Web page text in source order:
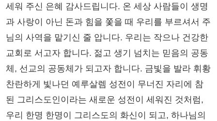
세워 주신 은혜 감사드립니다. 온 세상 사람들이 생명
과 사랑이 아닌 돈과 힘을 쫓을 때 우리를 부르셔서 주
님의 사역을 맡기신 줄 압니다. 우리는 작으나 건강한
교회로 서고자 합니다. 젊고 생기 넘치는 믿음의 공동
체, 선교의 공동체가 되고자 합니다. 금빛을 발라 휘황
찬란하게 빛나던 예루살렘 성전이 무너진 자리에 참
된 그리스도인이라는 새로운 성전이 세워진 것처럼,
우리 한명 한명이 그리스도의 화신이 되고, 하나님의